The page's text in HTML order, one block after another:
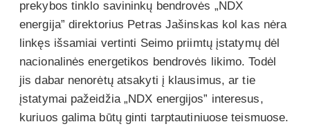
prekybos tinklo savininkų bendrovės „NDX
energija” direktorius Petras Jašinskas kol kas nėra
linkęs išsamiai vertinti Seimo priimtų įstatymų dėl
nacionalinės energetikos bendrovės likimo. Todėl
jis dabar nenorėtų atsakyti į klausimus, ar tie
įstatymai pažeidžia „NDX energijos” interesus,
kuriuos galima būtų ginti tarptautiniuose teismuose.